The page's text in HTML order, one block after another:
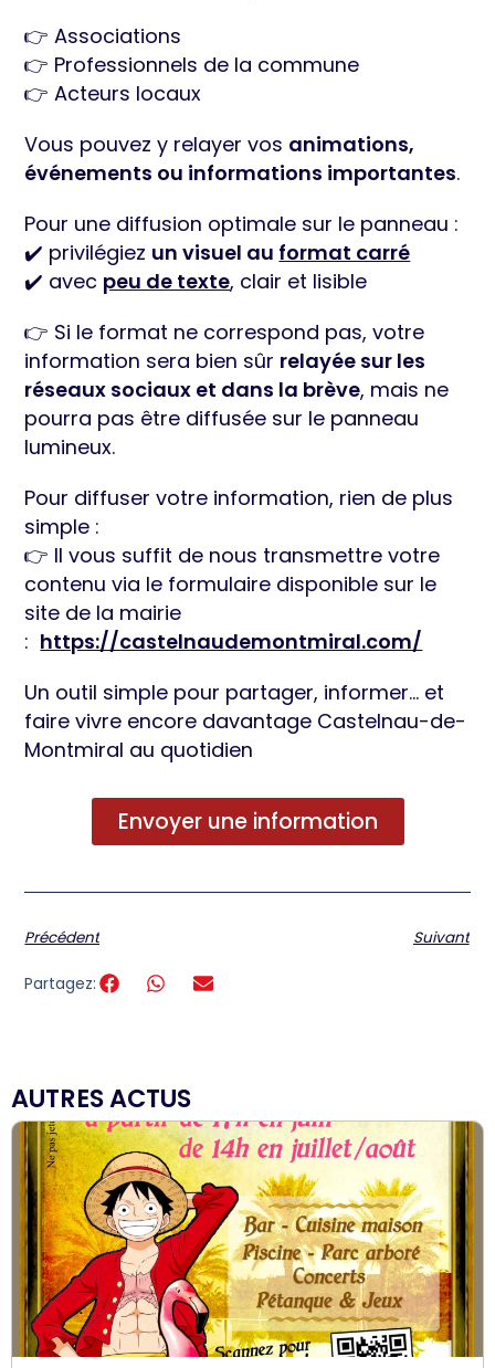
👉 Associations
👉 Professionnels de la commune
👉 Acteurs locaux
Vous pouvez y relayer vos animations,
événements ou informations importantes.
Pour une diffusion optimale sur le panneau :
✔️ privilégiez un visuel au format carré
✔️ avec peu de texte, clair et lisible
👉 Si le format ne correspond pas, votre
information sera bien sûr relayée sur les
réseaux sociaux et dans la brève, mais ne
pourra pas être diffusée sur le panneau
lumineux.
Pour diffuser votre information, rien de plus
simple :
👉 Il vous suffit de nous transmettre votre
contenu via le formulaire disponible sur le
site de la mairie
: https://castelnaudemontmiral.com/
Un outil simple pour partager, informer… et
faire vivre encore davantage Castelnau-de-
Montmiral au quotidien
Envoyer une information
Précédent Suivant
Partagez:
AUTRES ACTUS